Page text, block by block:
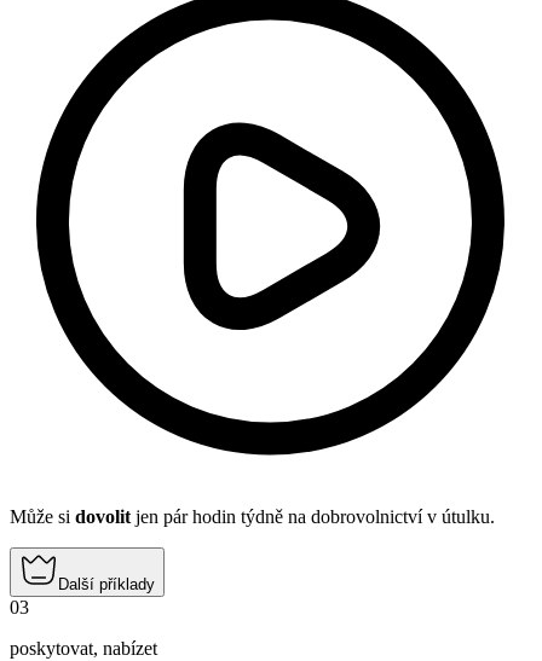
Může si dovolit jen pár hodin týdně na dobrovolnictví v útulku.
Další příklady
03
poskytovat, nabízet